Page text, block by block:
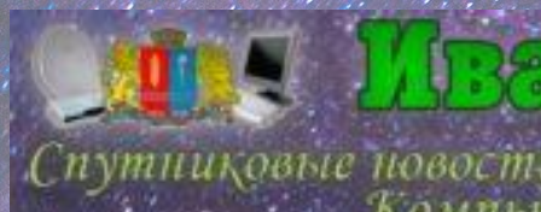
Перейти
к
содержимому